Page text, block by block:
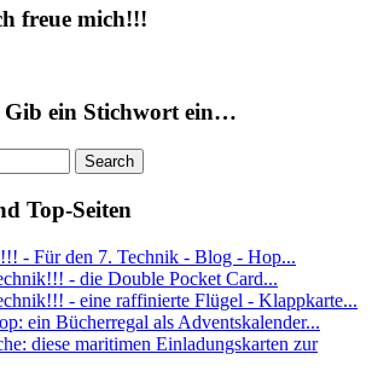
freue mich!!!
Gib ein Stichwort ein…
Top-Seiten
- Für den 7. Technik - Blog - Hop...
- die Double Pocket Card...
- eine raffinierte Flügel - Klappkarte...
ein Bücherregal als Adventskalender...
diese maritimen Einladungskarten zur